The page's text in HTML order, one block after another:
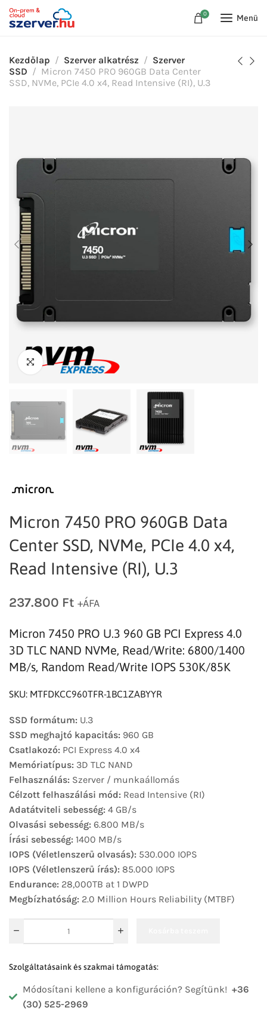
0 Menü
Kezdőlap Szerver alkatrész
Szerver
SSD
Micron 7450 PRO 960GB Data Center
SSD, NVMe, PCIe 4.0 x4, Read Intensive (RI), U.3
Micron 7450 PRO 960GB Data
Center SSD, NVMe, PCIe 4.0 x4,
Read Intensive (RI), U.3
237.800 Ft +ÁFA
Micron 7450 PRO U.3 960 GB PCI Express 4.0
3D TLC NAND NVMe, Read/Write: 6800/1400
MB/s, Random Read/Write IOPS 530K/85K
SKU: MTFDKCC960TFR-1BC1ZABYYR
SSD formátum: U.3
SSD meghajtó kapacitás: 960 GB
Csatlakozó: PCI Express 4.0 x4
Memóriatípus: 3D TLC NAND
Felhasználás: Szerver / munkaállomás
Célzott felhaszálási mód: Read Intensive (RI)
Adatátviteli sebesség: 4 GB/s
Olvasási sebesség: 6.800 MB/s
Írási sebesség: 1400 MB/s
IOPS (Véletlenszerű olvasás): 530.000 IOPS
IOPS (Véletlenszerű írás): 85.000 IOPS
Endurance: 28,000TB at 1 DWPD
Megbízhatóság: 2.0 Million Hours Reliability (MTBF)
Szolgáltatásaink és szakmai támogatás:
Módosítani kellene a konfiguráción? Segítünk! +36
(30) 525-2969